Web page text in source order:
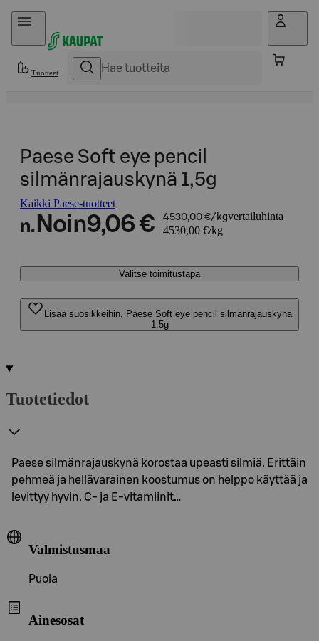
Hyppää sisältöön
Tuotteet
Paese Soft eye pencil
silmänrajauskynä 1,5g
Kaikki Paese-tuotteet
n. Noin9,06 € 4530,00 €/kgvertailuhinta
4530,00 €/kg
Valitse toimitustapa
Lisää suosikkeihin, Paese Soft eye pencil silmänrajauskynä
1,5g
Tuotetiedot
Paese silmänrajauskynä korostaa upeasti silmiä. Erittäin
pehmeä ja hellävarainen koostumus on helppo käyttää ja
levittyy hyvin. C- ja E-vitamiinit…
Valmistusmaa
Puola
Ainesosat